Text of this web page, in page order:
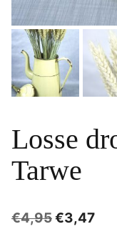
Losse
Tarwe
€4,95€3,47